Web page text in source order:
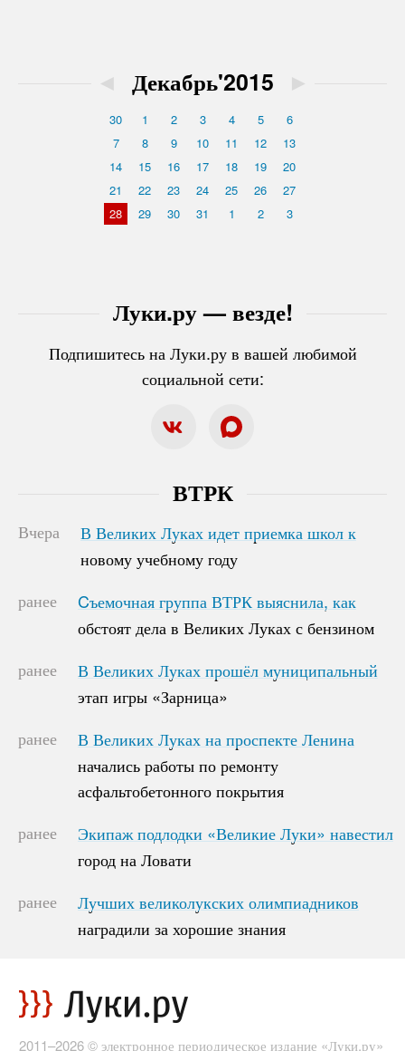
Луки.ру — везде!
Подпишитесь на Луки.ру в вашей любимой
социальной сети:
◄ Декабрь'2015 ►
30 1 2 3 4 5
6
7
8 9 10 11 12
13
14
15 16 17 18 19
20
21
22 23 24 25 26
27
28
29 30 31 1 2 3
ВТРК
Вчера
В Великих Луках идет приемка школ к
новому учебному году
В Великих Луках идет приемка школ к
новому учебному году
ранее
Cъемочная группа ВТРК выяснила, как
обстоят дела в Великих Луках с бензином
Cъемочная группа ВТРК выяснила, как
обстоят дела в Великих Луках с бензином
ранее
В Великих Луках прошёл муниципальный
этап игры «Зарница»
В Великих Луках прошёл муниципальный
этап игры «Зарница»
ранее
В Великих Луках на проспекте Ленина
начались работы по ремонту
асфальтобетонного покрытия
В Великих Луках на проспекте Ленина
начались работы по ремонту
асфальтобетонного покрытия
ранее
Экипаж подлодки «Великие Луки» навестил
город на Ловати
Экипаж подлодки «Великие Луки» навестил
город на Ловати
ранее
Лучших великолукских олимпиадников
наградили за хорошие знания
Лучших великолукских олимпиадников
наградили за хорошие знания
2011–2026 © электронное периодическое издание «Луки.ру»